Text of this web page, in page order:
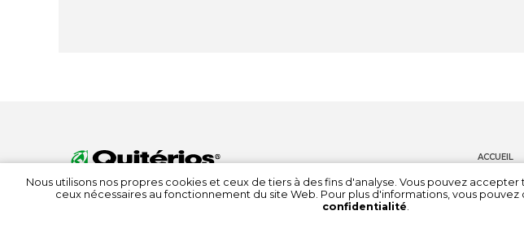
ACCUEIL
Nous utilisons nos propres cookies et ceux de tiers à des fins d'analyse. Vous pouvez
ceux nécessaires au fonctionnement du site Web. Pour plus d'informations, vous
confidentialité.